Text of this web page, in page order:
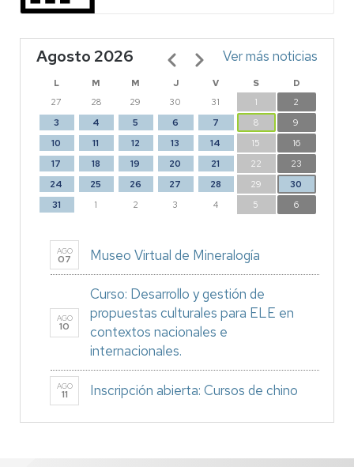
Agosto 2026
L M M J V S
D
27
28 29 30 31 1
2
3
4 5 6 7 8
9
10
11 12 13 14 15
16
17
18 19 20 21 22
23
24
25 26 27 28 29
30
31
1 2 3 4 5 6
Paginación Ver más noticias
AGO
07 Museo Virtual de Mineralogía
AGO
10
Curso: Desarrollo y gestión de
propuestas culturales para ELE en
contextos nacionales e
internacionales.
AGO
11 Inscripción abierta: Cursos de chino